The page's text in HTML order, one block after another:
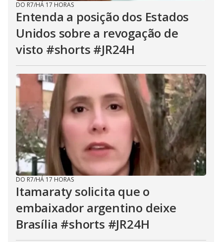
DO R7/HÁ 17 HORAS
Entenda a posição dos Estados
Unidos sobre a revogação de
visto #shorts #JR24H
DO R7/HÁ 17 HORAS
Itamaraty solicita que o
embaixador argentino deixe
Brasília #shorts #JR24H